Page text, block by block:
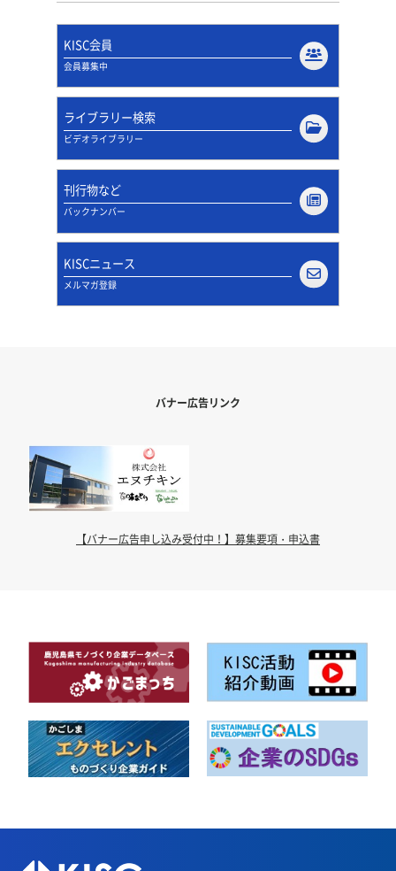
KISC会員
会員募集中
ライブラリー検索
ビデオライブラリー
刊行物など
バックナンバー
KISCニュース
メルマガ登録
バナー広告リンク
【バナー広告申し込み受付中！】募集要項・申込書